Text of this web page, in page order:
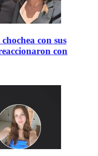
con sus
con